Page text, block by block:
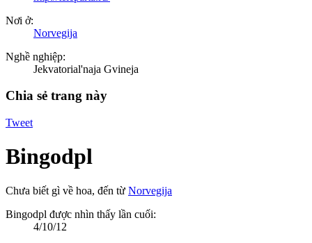
Nơi ở:
Norvegija
Nghề nghiệp:
Jekvatorial'naja Gvineja
Chia sẻ trang này
Tweet
Bingodpl
Chưa biết gì về hoa, đến từ Norvegija
Bingodpl được nhìn thấy lần cuối:
4/10/12